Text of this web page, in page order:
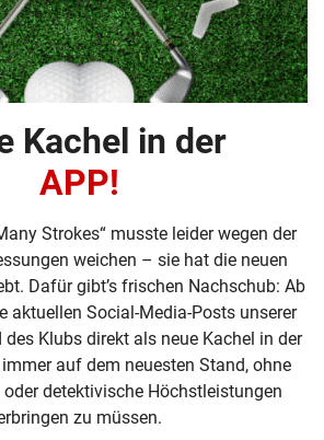
Kachel in der
APP!
Strokes“ musste leider wegen der
weichen – sie hat die neuen
Dafür gibt’s frischen Nachschub: Ab
aktuellen Social-Media-Posts unserer
Klubs direkt als neue Kachel in der
auf dem neuesten Stand, ohne
detektivische Höchstleistungen
zu müssen.